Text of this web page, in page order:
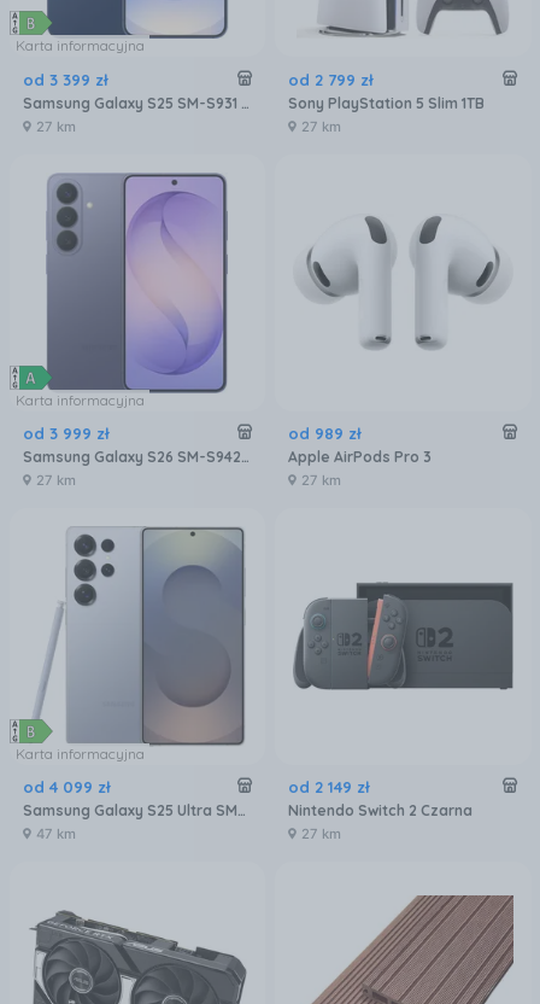
Karta informacyjna
od 3 399 zł
Samsung Galaxy S25 SM-S931 12/256GB Granatowy
27 km
od 2 799 zł
Sony PlayStation 5 Slim 1TB
27 km
Karta informacyjna
od 3 999 zł
Samsung Galaxy S26 SM-S942 12/256GB Fioletowy
27 km
od 989 zł
Apple AirPods Pro 3
27 km
Karta informacyjna
od 4 099 zł
Samsung Galaxy S25 Ultra SM-S938 12/256GB Tytanowy Niebieski
47 km
od 2 149 zł
Nintendo Switch 2 Czarna
27 km